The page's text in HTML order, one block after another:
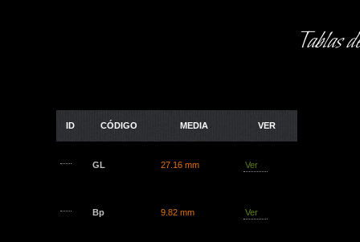
Tablas
ID CÓDIGO MEDIA VER
GL 27.16 mm Ver
Bp 9.82 mm Ver